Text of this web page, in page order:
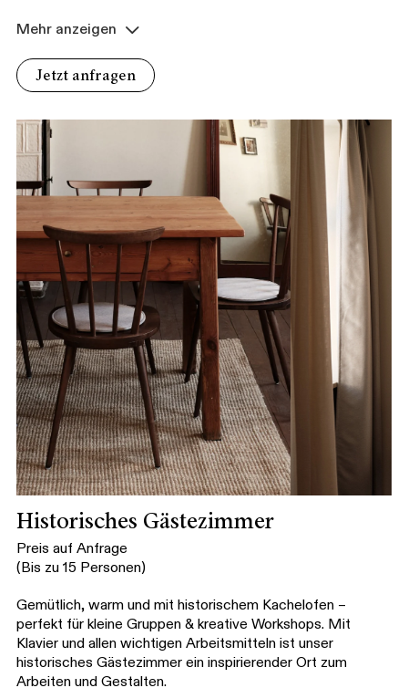
Mehr anzeigen
Jetzt anfragen
Historisches Gästezimmer
Preis auf Anfrage
(Bis zu 15 Personen)
Gemütlich, warm und mit historischem Kachelofen –
perfekt für kleine Gruppen & kreative Workshops. Mit
Klavier und allen wichtigen Arbeitsmitteln ist unser
historisches Gästezimmer ein inspirierender Ort zum
Arbeiten und Gestalten.